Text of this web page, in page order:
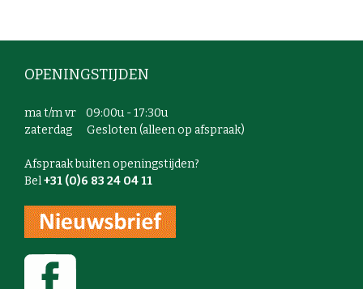
OPENINGSTIJDEN
ma t/m vr 09:00u - 17:30u
zaterdag Gesloten (alleen op afspraak)
Afspraak buiten openingstijden?
Bel+31 (0)6 83 24 04 11